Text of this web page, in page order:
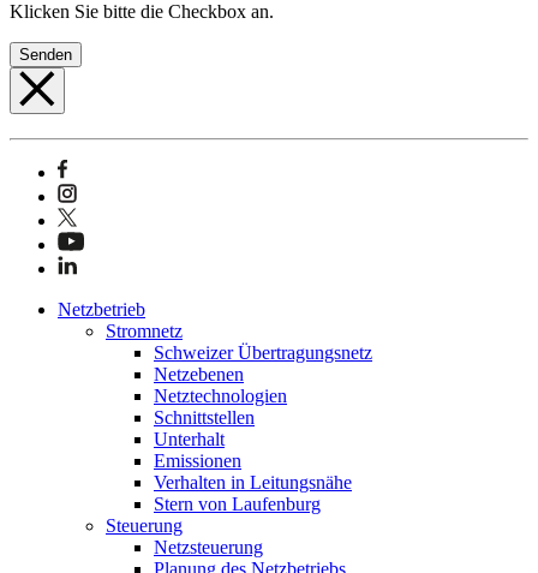
Klicken Sie bitte die Checkbox an.
Senden
Netzbetrieb
Stromnetz
Schweizer Übertragungsnetz
Netzebenen
Netztechnologien
Schnittstellen
Unterhalt
Emissionen
Verhalten in Leitungsnähe
Stern von Laufenburg
Steuerung
Netzsteuerung